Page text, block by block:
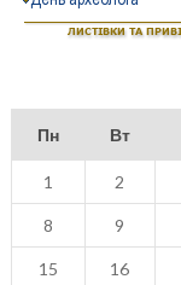
Пн Вт
1 2
8 9
15 16